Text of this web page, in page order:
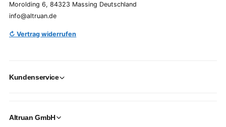
Morolding 6, 84323 Massing Deutschland
info@altruan.de
↻ Vertrag widerrufen
Kundenservice
Altruan GmbH